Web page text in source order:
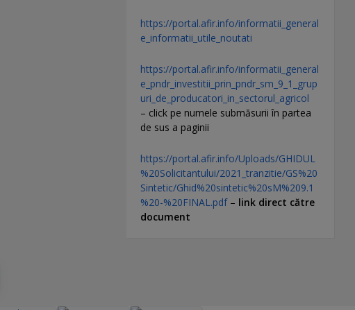
https://portal.afir.info/informatii_general
e_informatii_utile_noutati
https://portal.afir.info/informatii_general
e_pndr_investitii_prin_pndr_sm_9_1_grup
uri_de_producatori_in_sectorul_agricol
– click pe numele submăsurii în partea
de sus a paginii
https://portal.afir.info/Uploads/GHIDUL
%20Solicitantului/2021_tranzitie/GS%20
Sintetic/Ghid%20sintetic%20sM%209.1
%20-%20FINAL.pdf– link direct către
document